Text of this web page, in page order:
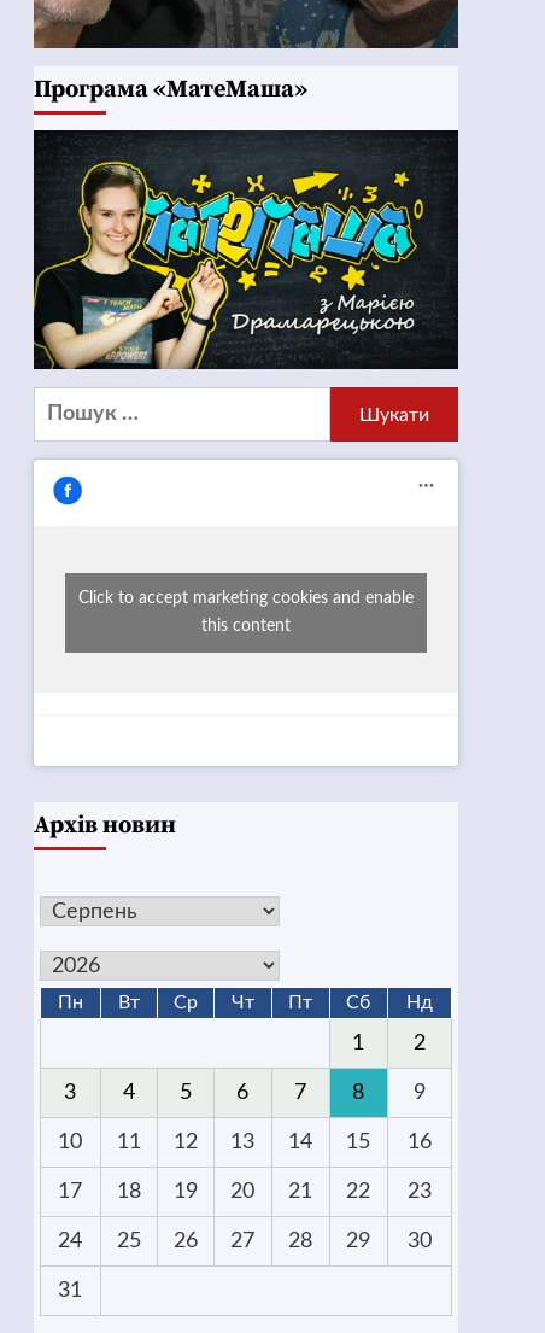
Програма «МатеМаша»
Пошук:
Click to accept marketing cookies and enable
this content
Архів новин
Пн Вт Ср Чт Пт Сб Нд
1 2
3 4 5 6 7 8 9
10 11 12 13 14 15 16
17 18 19 20 21 22 23
24 25 26 27 28 29 30
31